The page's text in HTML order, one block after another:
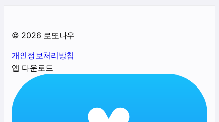
© 2026 로또나우
개인정보처리방침
앱 다운로드